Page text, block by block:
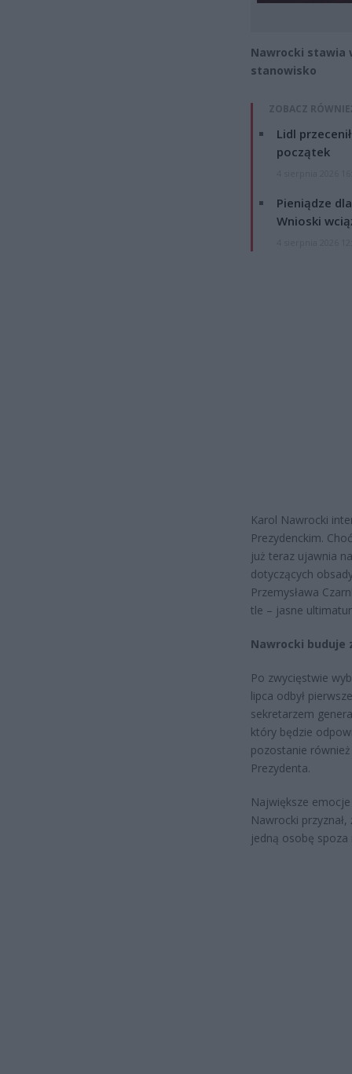
Nawrocki stawia
stanowisko
ZOBACZ
Lidl
początek
Pieniądze
Wnioski
Karol Nawrocki
Prezydenckim.
już teraz ujawnia
dotyczących
Przemysława
tle – jasne
Nawrocki buduje
Po zwycięstwie
lipca odbył
sekretarzem
który będzie
pozostanie
Prezydenta.
Największe
Nawrocki
jedną osobę